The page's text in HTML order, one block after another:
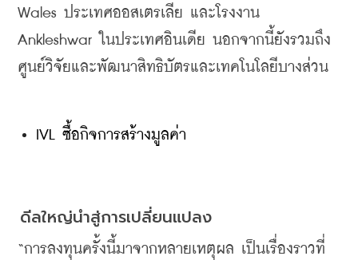
Wales ประเทศออสเตรเลีย และโรงงาน
Ankleshwar
ในประเทศอินเดีย นอกจากนี้ยังรวมถึง
ศูนย์วิจัยและพัฒนาสิทธิบัตรและเทคโนโลยีบางส่วน
IVL ซื้อกิจการสร้างมูลค่า
ดีลใหญ่นำสู่การเปลี่ยนแปลง
“การลงทุนครั้งนี้มาจากหลายเหตุผล เป็นเรื่องราวที่